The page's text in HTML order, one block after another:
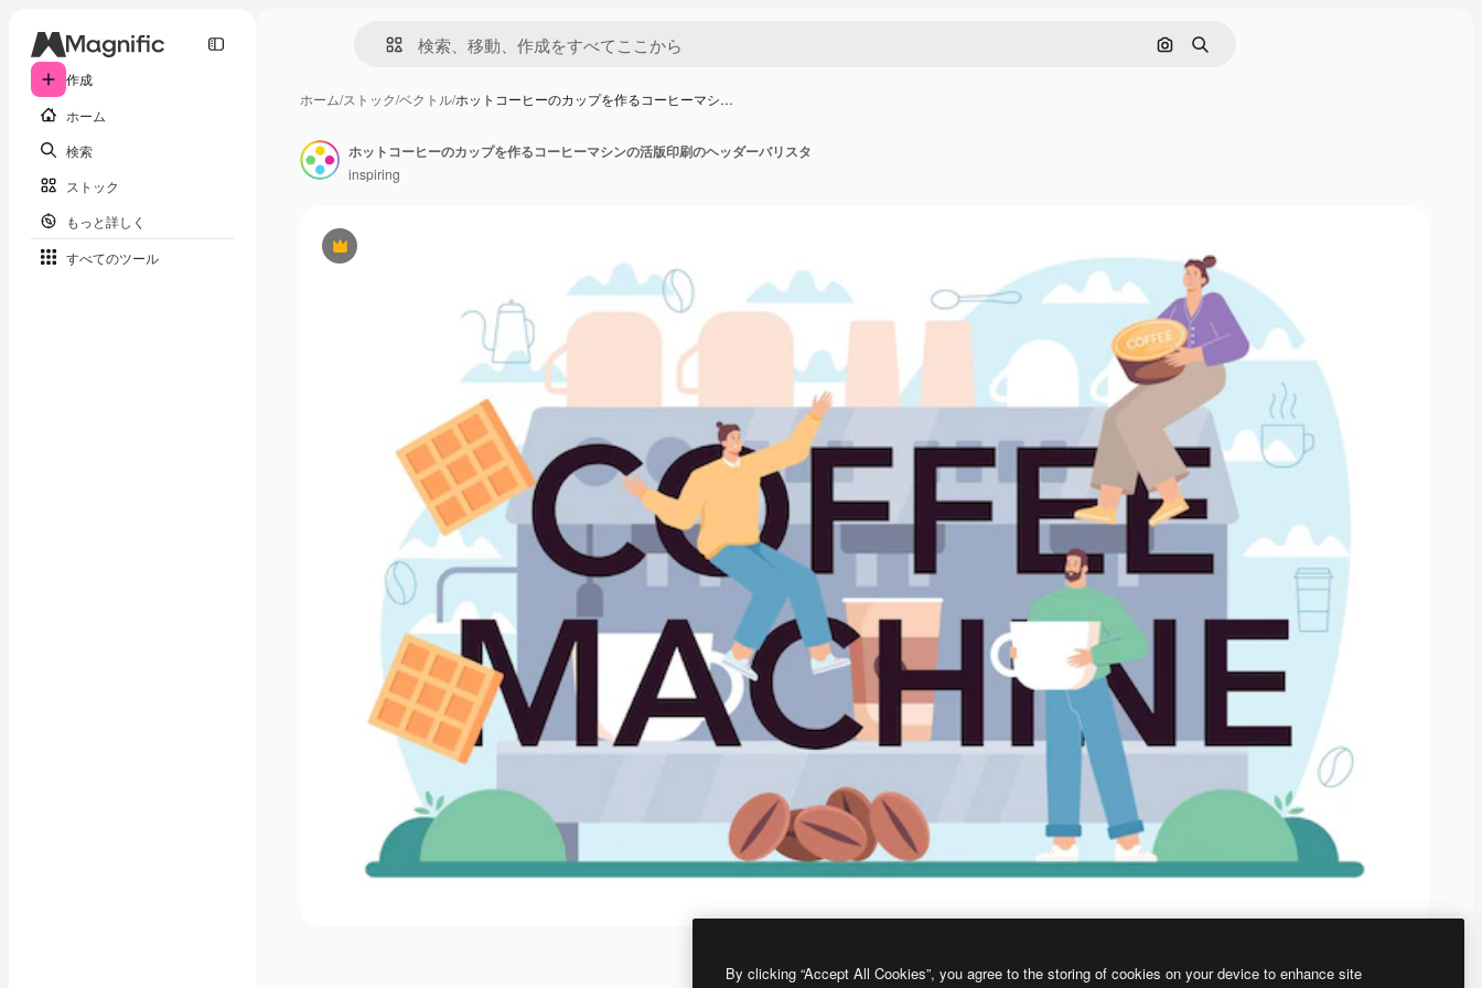
作成
ホーム
検索
ストック
もっと詳しく
すべてのツール
画像で検索
検索
ホーム/ストック/ベクトル/ホットコーヒーのカップを作るコーヒーマシ…
Premium
ホットコーヒーのカップを作るコーヒーマシンの活版印刷のヘッダーバリスタ
inspiring
By clicking “Accept All Cookies”, you agree to the storing of cookies on your device to enhance site